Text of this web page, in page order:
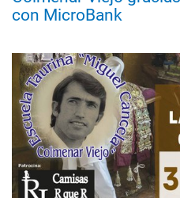
con MicroBank